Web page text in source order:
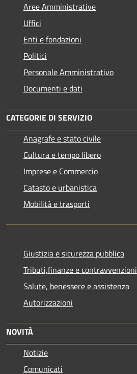
Aree Amministrative
Uffici
Enti e fondazioni
Politici
Personale Amministrativo
Documenti e dati
CATEGORIE DI SERVIZIO
Anagrafe e stato civile
Cultura e tempo libero
Imprese e Commercio
Catasto e urbanistica
Mobilità e trasporti
Giustizia e sicurezza pubblica
Tributi,finanze e contravvenzioni
Salute, benessere e assistenza
Autorizzazioni
NOVITÀ
Notizie
Comunicati